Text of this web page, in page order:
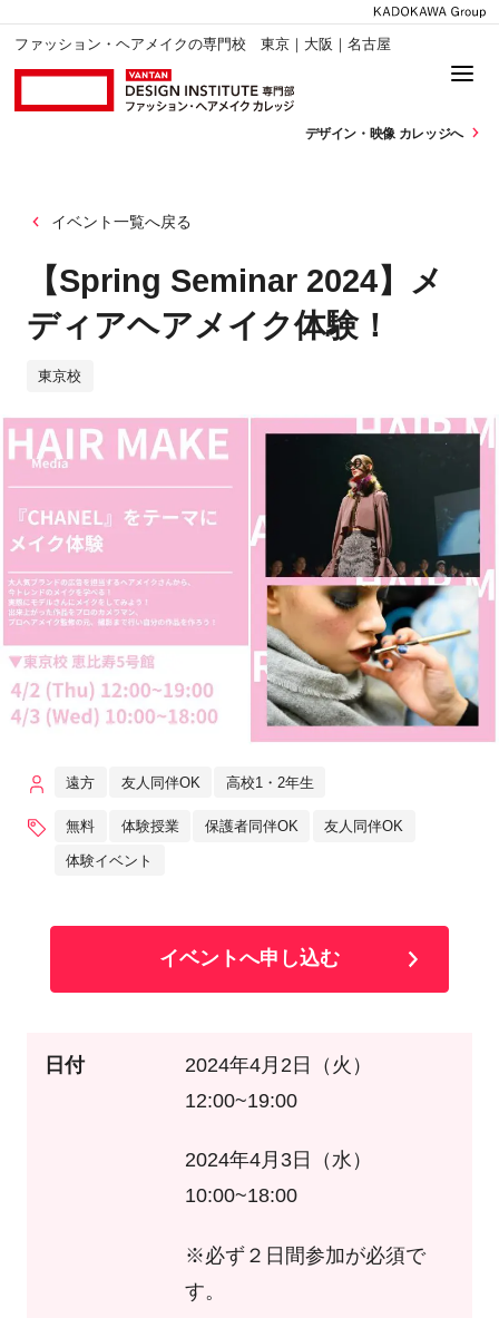
ファッション・ヘアメイクの専門校 東京｜大阪｜名古屋
デザイン・ 映像 カレッジへ
イベント一覧へ戻る
【Spring Seminar 2024】メ
ディアヘアメイク体験！
東京校
遠方 友人同伴OK 高校1・2年生
無料 体験授業 保護者同伴OK 友人同伴OK
体験イベント
イベントへ申し込む
日付
2024年4月2日（火）
12:00~19:00
2024年4月3日（水）
10:00~18:00
※必ず２日間参加が必須で
す。